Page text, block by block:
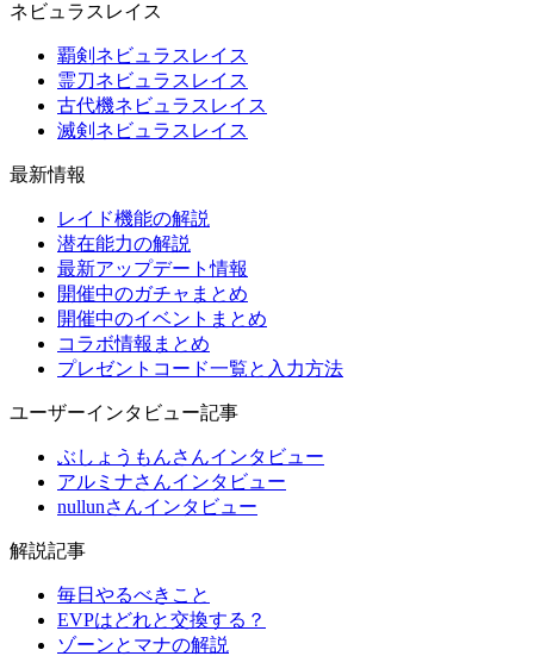
ネビュラスレイス
覇剣ネビュラスレイス
霊刀ネビュラスレイス
古代機ネビュラスレイス
滅剣ネビュラスレイス
最新情報
レイド機能の解説
潜在能力の解説
最新アップデート情報
開催中のガチャまとめ
開催中のイベントまとめ
コラボ情報まとめ
プレゼントコード一覧と入力方法
ユーザーインタビュー記事
ぶしょうもんさんインタビュー
アルミナさんインタビュー
nullunさんインタビュー
解説記事
毎日やるべきこと
EVPはどれと交換する？
ゾーンとマナの解説